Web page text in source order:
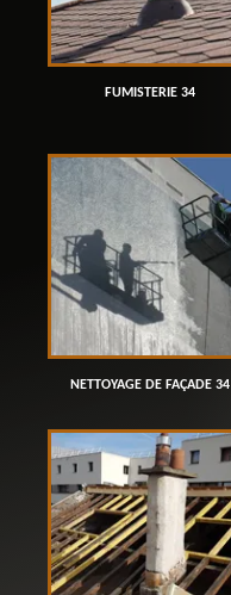
FUMISTERIE 34
NETTOYAGE DE FAÇADE 34